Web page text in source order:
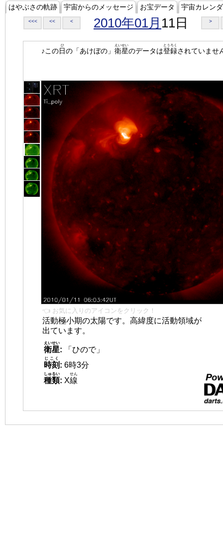
はやぶさの軌跡 宇宙からのメッセージ お宝データ 宇宙カレン
<<< << < 2010年01月 11日 >
♪この日
ひ
の「あけぼの」 衛星
えいせい
のデータは登録
とうろく
されていませ
👈 お気に入りのアイコンをクリック！
活動極小期の太陽です。高緯度に活動領域が
出ています。
衛星
えいせい
:
「ひので」
時刻
じこく
: 6時3分
種類
しゅるい
: X線
せん